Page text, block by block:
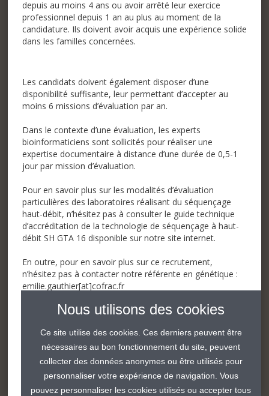
depuis au moins 4 ans ou avoir arrêté leur exercice
professionnel depuis 1 an au plus au moment de la
candidature. Ils doivent avoir acquis une expérience solide
dans les familles concernées.
Les candidats doivent également disposer d’une
disponibilité suffisante, leur permettant d’accepter au
moins 6 missions d’évaluation par an.
Dans le contexte d’une évaluation, les experts
bioinformaticiens sont sollicités pour réaliser une
expertise documentaire à distance d’une durée de 0,5-1
jour par mission d’évaluation.
Pour en savoir plus sur les modalités d’évaluation
particulières des laboratoires réalisant du séquençage
haut-débit, n’hésitez pas à consulter le guide technique
d’accréditation de la technologie de séquençage à haut-
débit SH GTA 16 disponible sur notre site internet.
En outre, pour en savoir plus sur ce recrutement,
n’hésitez pas à contacter notre référente en génétique :
emilie.gauthier[at]cofrac.fr
PartagerPartagerPartager
Partager
Nous utilisons des cookies
Ce site utilise des cookies. Ces derniers peuvent être
nécessaires au bon fonctionnement du site, peuvent
collecter des données anonymes ou être utilisés pour
personnaliser votre expérience de navigation. Vous
pouvez personnaliser les cookies utilisés ou accepter tous